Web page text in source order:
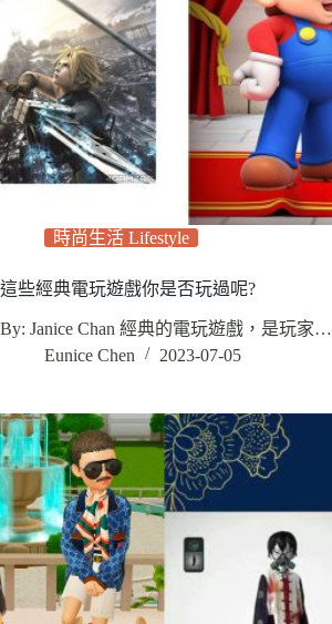
時尚生活 Lifestyle
這些經典電玩遊戲你是否玩過呢?
By: Janice Chan 經典的電玩遊戲，是玩家…
Eunice Chen
2023-07-05